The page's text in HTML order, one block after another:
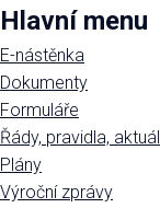
Hlavní menu
E-nástěnka
Dokumenty
Formuláře
Řády, pravidla,
Plány
Výroční zprávy